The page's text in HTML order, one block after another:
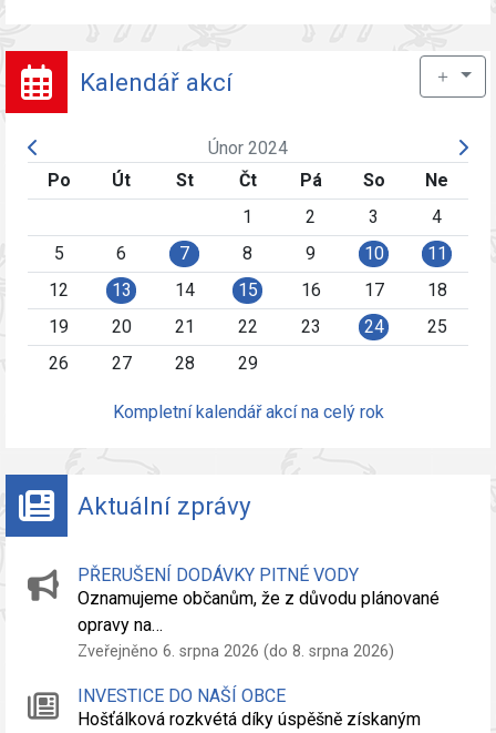
Kalendář akcí ＋
Únor 2024
Po
Út St Čt Pá So
Ne
1
2 3
4
5
6 7 8 9 10
11
12
13 14 15 16 17
18
19
20 21 22 23 24
25
26
27 28 29
Kompletní kalendář akcí na celý rok
Aktuální zprávy
PŘERUŠENÍ DODÁVKY PITNÉ VODY
Oznamujeme občanům, že z důvodu plánované
opravy na…
Zveřejněno 6. srpna 2026 (do 8. srpna 2026)
INVESTICE DO NAŠÍ OBCE
Hošťálková rozkvétá díky úspěšně získaným